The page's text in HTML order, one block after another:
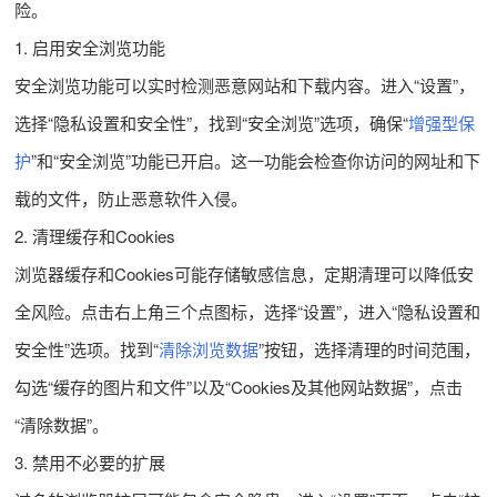
险。
1. 启用安全浏览功能
安全浏览功能可以实时检测恶意网站和下载内容。进入“设置”，
选择“隐私设置和安全性”，找到“安全浏览”选项，确保“增强型保
护”和“安全浏览”功能已开启。这一功能会检查你访问的网址和下
载的文件，防止恶意软件入侵。
2. 清理缓存和Cookies
浏览器缓存和Cookies可能存储敏感信息，定期清理可以降低安
全风险。点击右上角三个点图标，选择“设置”，进入“隐私设置和
安全性”选项。找到“清除浏览数据”按钮，选择清理的时间范围，
勾选“缓存的图片和文件”以及“Cookies及其他网站数据”，点击
“清除数据”。
3. 禁用不必要的扩展